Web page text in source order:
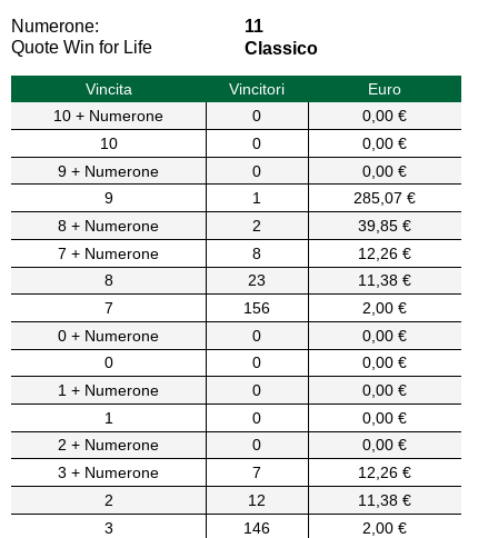
Numerone:
11
Quote Win for Life
Classico
Vincita Vincitori
Euro
10 + Numerone
0
0,00 €
10
0
0,00 €
9 + Numerone
0
0,00 €
9
1
285,07 €
8 + Numerone
2
39,85 €
7 + Numerone
8
12,26 €
8
23
11,38 €
7
156
2,00 €
0 + Numerone
0
0,00 €
0
0
0,00 €
1 + Numerone
0
0,00 €
1
0
0,00 €
2 + Numerone
0
0,00 €
3 + Numerone
7
12,26 €
2
12
11,38 €
3
146 2,00 €